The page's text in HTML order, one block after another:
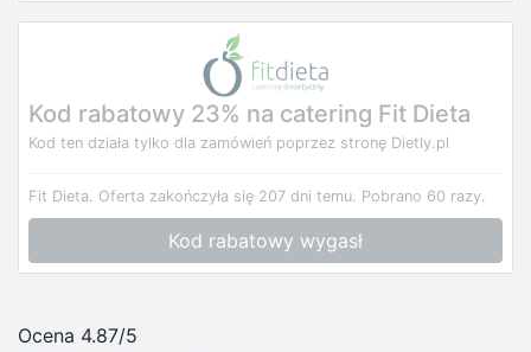
Kod rabatowy 23% na catering Fit Dieta
Kod ten działa tylko dla zamówień poprzez stronę Dietly.pl
Fit Dieta. Oferta zakończyła się 207 dni temu. Pobrano 60 razy.
Kod rabatowy wygasł
Ocena 4.87/5